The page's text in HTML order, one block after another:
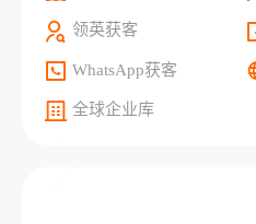
领英获客
WhatsApp获客
全球企业库